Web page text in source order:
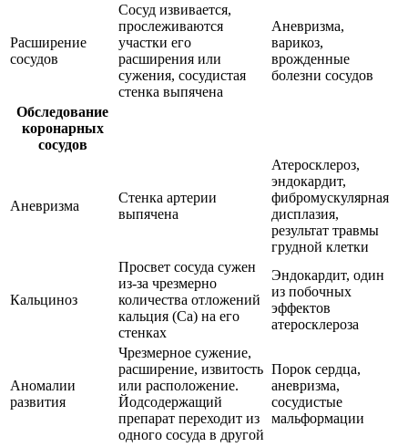
Расширение
сосудов
Сосуд извивается,
прослеживаются
участки его
расширения или
сужения, сосудистая
стенка выпячена
Аневризма,
варикоз,
врожденные
болезни сосудов
Обследование
коронарных
сосудов
Аневризма
Стенка артерии
выпячена
Атеросклероз,
эндокардит,
фибромускулярная
дисплазия,
результат травмы
грудной клетки
Кальциноз
Просвет сосуда сужен
из-за чрезмерно
количества отложений
кальция (Са) на его
стенках
Эндокардит, один
из побочных
эффектов
атеросклероза
Аномалии
развития
Чрезмерное сужение,
расширение, извитость
или расположение.
Йодсодержащий
препарат переходит из
одного сосуда в другой
Порок сердца,
аневризма,
сосудистые
мальформации